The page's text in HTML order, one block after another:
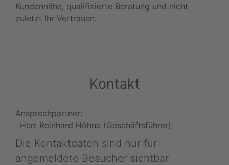
Kundennähe, qualifizierte Beratung und nicht
zuletzt Ihr Vertrauen.
Kontakt
Ansprechpartner:
Herr Reinhard Höhne (Geschäftsführer)
Die Kontaktdaten sind nur für
angemeldete Besucher sichtbar